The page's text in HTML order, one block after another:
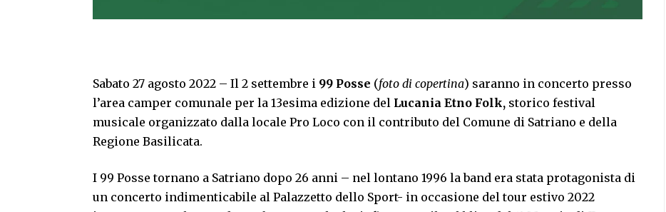
Sabato 27 agosto 2022 – Il 2 settembre i 99 Posse (foto di copertina) saranno in concerto presso
l’area camper comunale per la 13esima edizione del Lucania Etno Folk, storico festival
musicale organizzato dalla locale Pro Loco con il contributo del Comune di Satriano e della
Regione Basilicata.
I 99 Posse tornano a Satriano dopo 26 anni – nel lontano 1996 la band era stata protagonista di
un concerto indimenticabile al Palazzetto dello Sport- in occasione del tour estivo 2022